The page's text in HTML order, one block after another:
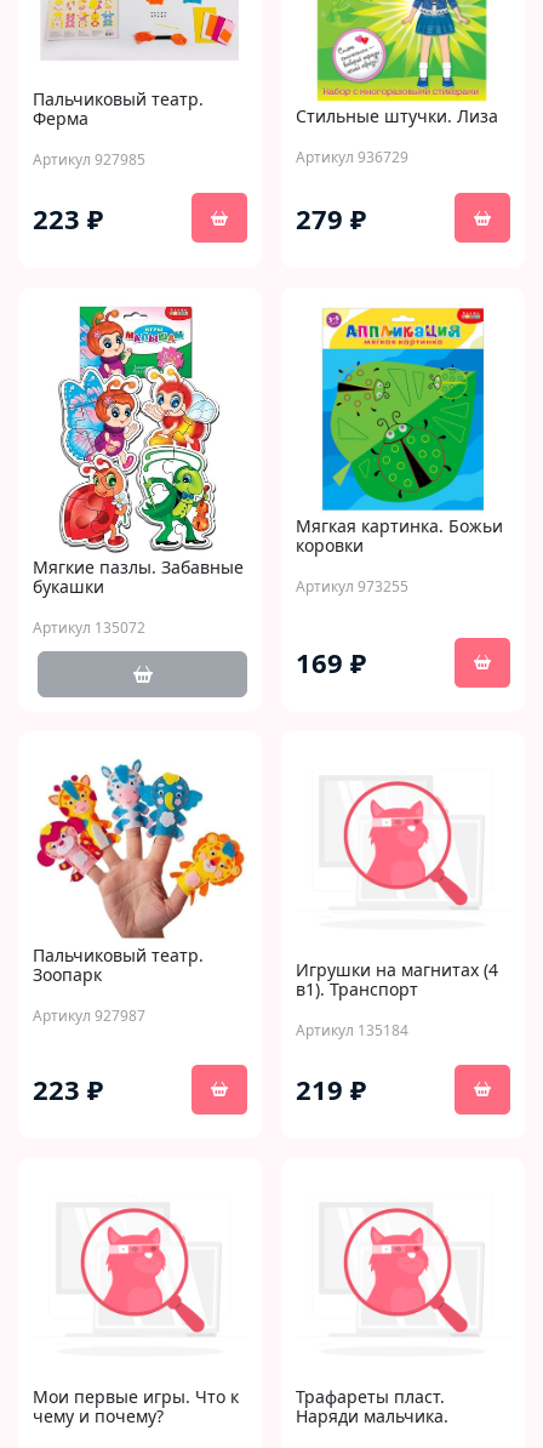
Пальчиковый театр.
Ферма
Артикул 927985
223 ₽
Стильные штучки. Лиза
Артикул 936729
279 ₽
Мягкие пазлы. Забавные
букашки
Артикул 135072
Мягкая картинка. Божьи
коровки
Артикул 973255
169 ₽
Пальчиковый театр.
Зоопарк
Артикул 927987
223 ₽
Игрушки на магнитах (4
в1). Транспорт
Артикул 135184
219 ₽
Мои первые игры. Что к
чему и почему?
Трафареты пласт.
Наряди мальчика.